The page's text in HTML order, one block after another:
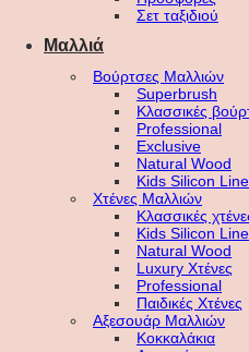
Σετ ταξιδιού
Μαλλιά
Βούρτσες Μαλλιών
Superbrush
Κλασσικές
Professional
Exclusive
Natural Wood
Kids Silicon Line
Χτένες Μαλλιών
Κλασσικές
Kids Silicon Line
Natural Wood
Luxury Χτένες
Professional
Παιδικές Χτένες
Αξεσουάρ Μαλλιών
Κοκκαλάκια